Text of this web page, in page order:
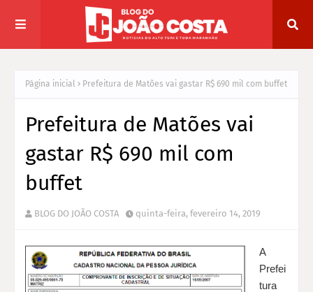
Página inicial Prefeitura de Matões vai gastar R$ 690 mil com buffet
Prefeitura de Matões vai
gastar R$ 690 mil com
buffet
BLOG DO JOÃO COSTA quinta-feira, fevereiro 14, 2019
A
Prefei
tura